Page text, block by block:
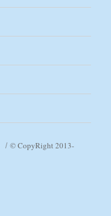
© CopyRight 2013-